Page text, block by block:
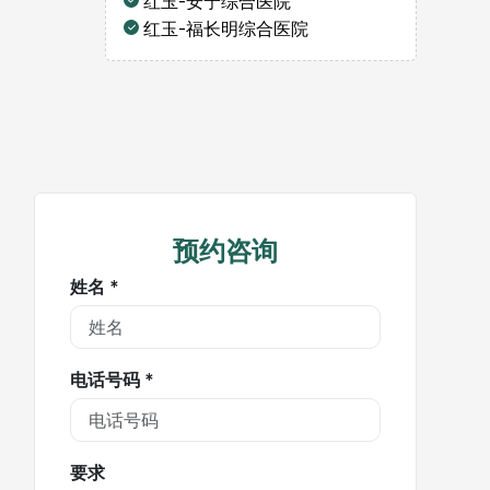
红玉-福长明综合医院
预约咨询
姓名 *
电话号码 *
要求